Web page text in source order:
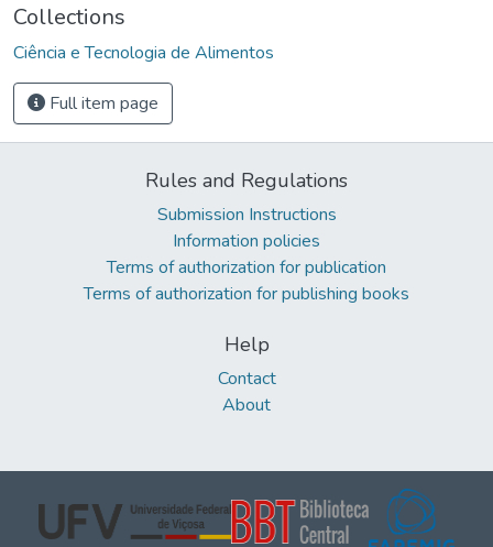
Collections
Ciência e Tecnologia de Alimentos
Full item page
Rules and Regulations
Submission Instructions
Information policies
Terms of authorization for publication
Terms of authorization for publishing books
Help
Contact
About